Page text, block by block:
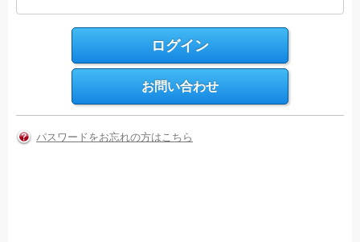
パスワードをお忘れの方はこちら